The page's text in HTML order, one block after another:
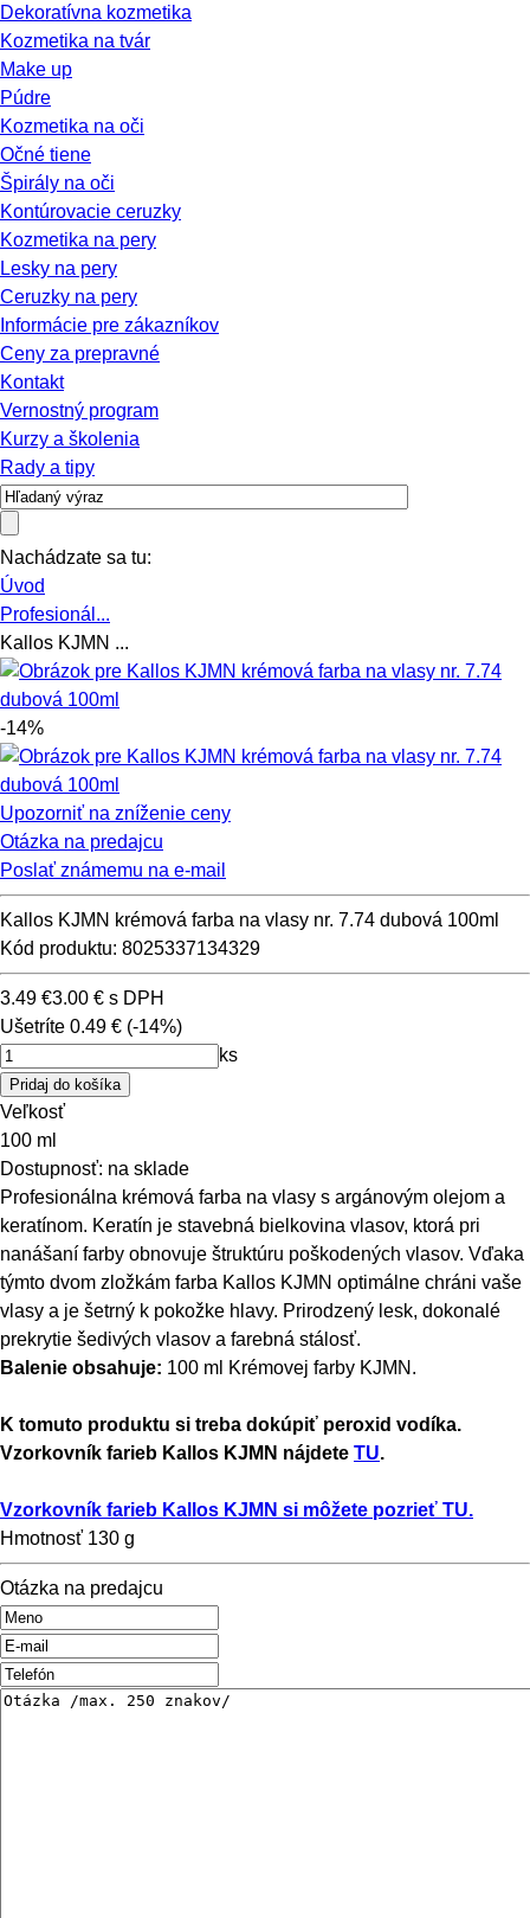
Dekoratívna kozmetika
Kozmetika na tvár
Make up
Púdre
Kozmetika na oči
Očné tiene
Špirály na oči
Kontúrovacie ceruzky
Kozmetika na pery
Lesky na pery
Ceruzky na pery
Informácie pre zákazníkov
Ceny za prepravné
Kontakt
Vernostný program
Kurzy a školenia
Rady a tipy
Nachádzate sa tu:
Úvod
Profesionál...
Kallos KJMN ...
-14%
Upozorniť na zníženie ceny
Otázka na predajcu
Poslať známemu na e-mail
Kallos KJMN krémová farba na vlasy nr. 7.74 dubová 100ml
Kód produktu: 8025337134329
3.49 €3.00 € s DPH
Ušetríte 0.49 € (-14%)
ks
Veľkosť
100 ml
Dostupnosť: na sklade
Profesionálna krémová farba na vlasy s argánovým olejom a
keratínom. Keratín je stavebná bielkovina vlasov, ktorá pri
nanášaní farby obnovuje štruktúru poškodených vlasov. Vďaka
týmto dvom zložkám farba Kallos KJMN optimálne chráni vaše
vlasy a je šetrný k pokožke hlavy. Prirodzený lesk, dokonalé
prekrytie šedivých vlasov a farebná stálosť.
Balenie obsahuje: 100 ml Krémovej farby KJMN.
K tomuto produktu si treba dokúpiť peroxid vodíka.
Vzorkovník farieb Kallos KJMN nájdete TU.
Vzorkovník farieb Kallos KJMN si môžete pozrieť TU.
Hmotnosť 130 g
Otázka na predajcu